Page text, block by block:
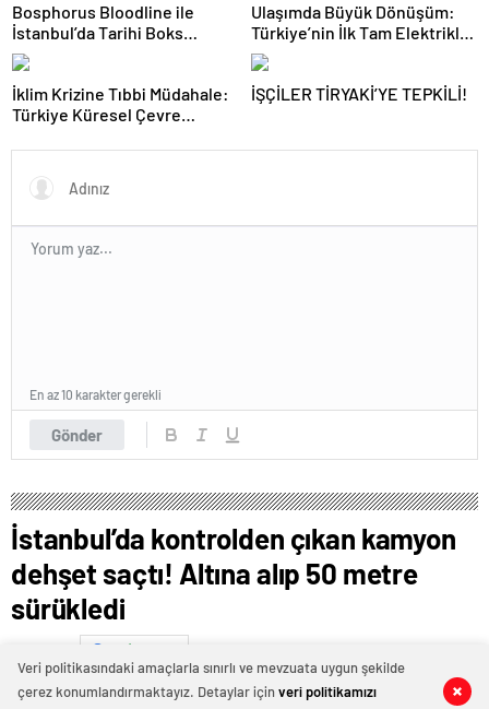
0 0
Bosphorus Bloodline ile
İstanbul’da Tarihi Boks
Gecesi
Ulaşımda Büyük Dönüşüm:
Türkiye’nin İlk Tam Elektrikli
Akaryakıt İstasyonu Deneyimi
İklim Krizine Tıbbi Müdahale:
Türkiye Küresel Çevre
Değiştirdi?
İŞÇİLER TİRYAKİ’YE TEPKİLİ!
Gönder
En az 10 karakter gerekli
İstanbul’da kontrolden çıkan kamyon
dehşet saçtı! Altına alıp 50 metre
sürükledi
0 0
Veri politikasındaki amaçlarla sınırlı ve mevzuata uygun şekilde
çerez konumlandırmaktayız. Detaylar içinveri politikamızı